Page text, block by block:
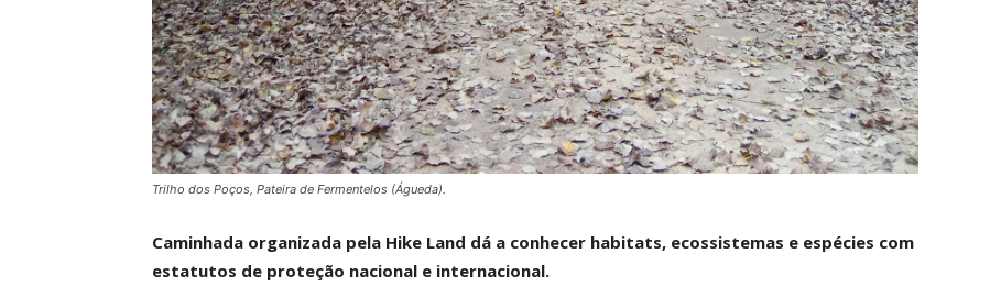
Trilho dos Poços, Pateira de Fermentelos (Águeda).
Caminhada organizada pela Hike Land dá a conhecer habitats, ecossistemas e espécies com
estatutos de proteção nacional e internacional.